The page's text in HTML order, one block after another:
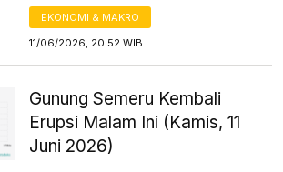
EKONOMI & MAKRO
11/06/2026, 20:52 WIB
Gunung Semeru Kembali
Erupsi Malam Ini (Kamis, 11
Juni 2026)